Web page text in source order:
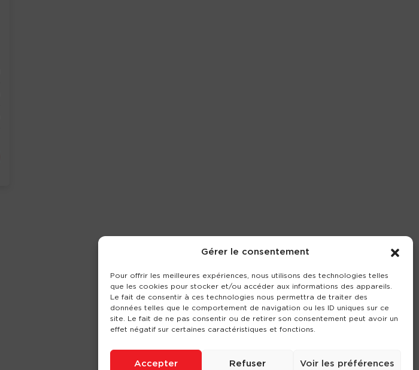
Gérer le consentement
Pour offrir les meilleures expériences, nous utilisons des technologies telles
que les cookies pour stocker et/ou accéder aux informations des appareils.
Le fait de consentir à ces technologies nous permettra de traiter des
données telles que le comportement de navigation ou les ID uniques sur ce
site. Le fait de ne pas consentir ou de retirer son consentement peut avoir un
effet négatif sur certaines caractéristiques et fonctions.
Accepter Refuser Voir les préférences